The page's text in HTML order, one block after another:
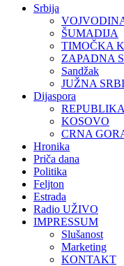
Srbija
ŠUMADIJA
TIMOČKA
ZAPADNA
Sandžak
JUŽNA
Dijaspora
KOSOVO
CRNA
Hronika
Priča dana
Politika
Feljton
Estrada
Radio UŽIVO
IMPRESSUM
Slušanost
Marketing
KONTAKT